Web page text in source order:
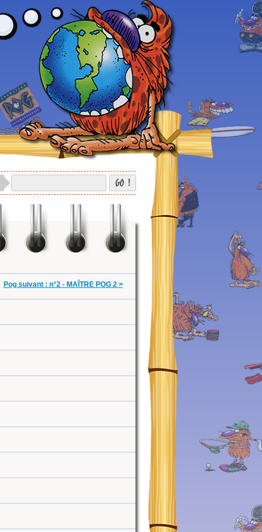
GO !
Pog suivant : n°2 - MAÎTRE POG 2 >